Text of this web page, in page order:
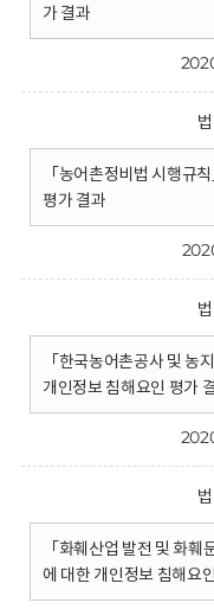
가 결과
「농어촌정비법 시행규
평가 결과
「한국농어촌공사 및 농
개인정보 침해요인 평가
「화훼산업 발전 및 화
에 대한 개인정보 침해요